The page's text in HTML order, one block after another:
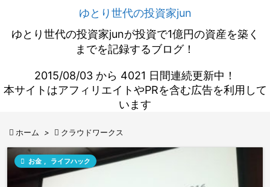
ゆとり世代の投資家jun
ゆとり世代の投資家junが投資で1億円の資産を築く
までを記録するブログ！
2015/08/03 から 4021 日間連続更新中！
本サイトはアフィリエイトやPRを含む広告を利用して
います
 ホーム >  クラウドワークス
 お金 , ライフハック